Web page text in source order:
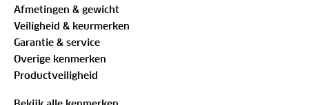
Afmetingen & gewicht
Veiligheid & keurmerken
Garantie & service
Overige kenmerken
Productveiligheid